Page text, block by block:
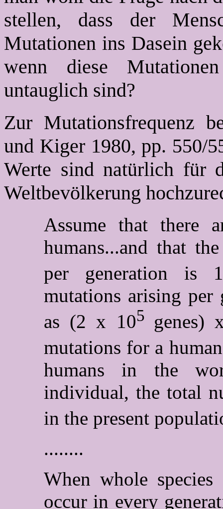
stellen, dass der
Mutationen ins Dasein
wenn diese
untauglich sind?
Zur Mutationsfrequenz
und Kiger 1980, pp. 550/
Werte sind natürlich für
Weltbevölkerung
Assume that there
humans...and that
per generation is
mutations arising per
as (2 x 105 genes)
mutations for a
humans in the
individual, the total
in the present
........
When whole species
occur in every